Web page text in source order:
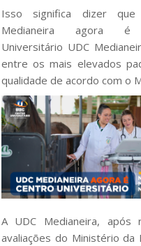
Isso significa dizer
Medianeira agora é
Universitário UDC
entre os mais elevados
qualidade de acordo com o
A UDC Medianeira, após
avaliações do Ministério da